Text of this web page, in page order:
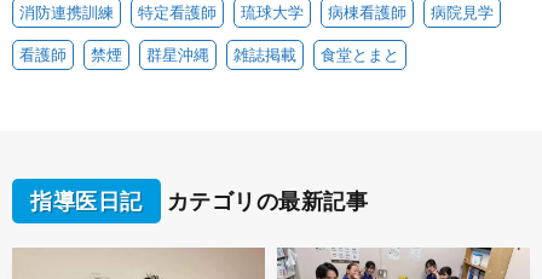
消防連携訓練 特定看護師 琉球大学 病棟看護師 病院見学
看護師 禁煙 群星沖縄 雑誌掲載 食堂とまと
指導医日記 カテゴリの最新記事